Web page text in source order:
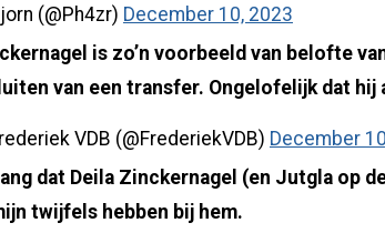
(@Ph4zr) December 10, 2023
is zo’n voorbeeld van belofte
van een transfer. Ongelofelijk dat hij
VDB (@FrederiekVDB) December
dat Deila Zinckernagel (en Jutgla op
twijfels hebben bij hem.